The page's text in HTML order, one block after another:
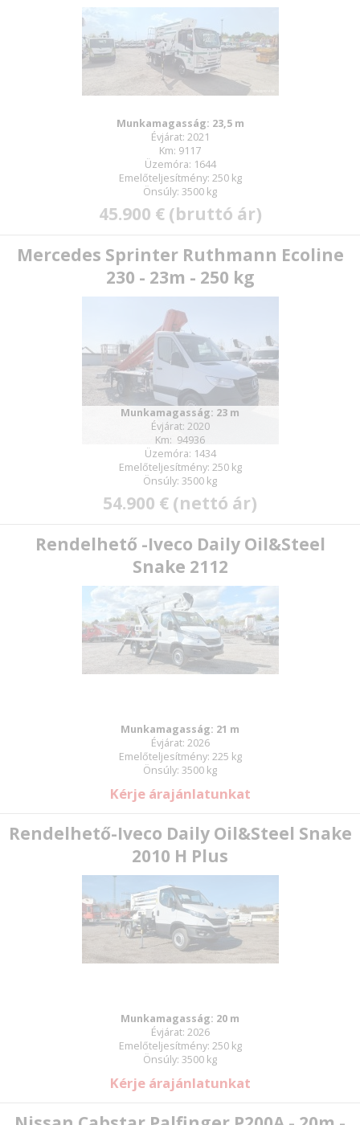
Munkamagasság: 23,5 m
Évjárat: 2021
Km: 9117
Üzemóra: 1644
Emelőteljesítmény: 250 kg
Önsúly: 3500 kg
45.900 € (bruttó ár)
Mercedes Sprinter Ruthmann Ecoline
230 - 23m - 250 kg
Munkamagasság: 23 m
Évjárat: 2020
Km: 94936
Üzemóra: 1434
Emelőteljesítmény: 250 kg
Önsúly: 3500 kg
54.900 € (nettó ár)
Rendelhető -Iveco Daily Oil&Steel
Snake 2112
Munkamagasság: 21 m
Évjárat: 2026
Emelőteljesítmény: 225 kg
Önsúly: 3500 kg
Kérje árajánlatunkat
Rendelhető-Iveco Daily Oil&Steel Snake
2010 H Plus
Munkamagasság: 20 m
Évjárat: 2026
Emelőteljesítmény: 250 kg
Önsúly: 3500 kg
Kérje árajánlatunkat